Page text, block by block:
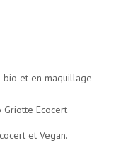
bio et en maquillage
Griotte Ecocert
et Vegan.